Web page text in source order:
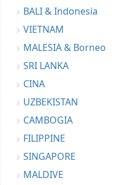
BALI & Indonesia
VIETNAM
MALESIA & Borneo
SRI LANKA
CINA
UZBEKISTAN
CAMBOGIA
FILIPPINE
SINGAPORE
MALDIVE